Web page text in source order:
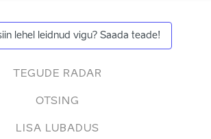
lehel leidnud vigu? Saada teade!
TEGUDE RADAR
OTSING
LISA LUBADUS